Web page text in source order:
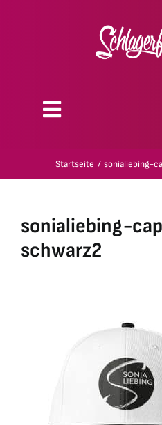
Toggle
Geschenk-Gutscheine
Startseite sonialiebing-
sonialiebing-
schwarz2